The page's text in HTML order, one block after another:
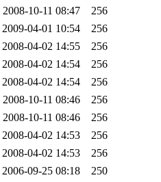
2008-10-11 08:47
256
2009-04-01 10:54
256
2008-04-02 14:55
256
2008-04-02 14:54
256
2008-04-02 14:54
256
2008-10-11 08:46
256
2008-10-11 08:46
256
2008-04-02 14:53
256
2008-04-02 14:53
256
2006-09-25 08:18
250